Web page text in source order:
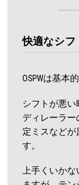
快適なシフ
OSPWは基本
シフトが悪い
ディレーラ
定ミスなど
す。
上手くいかな